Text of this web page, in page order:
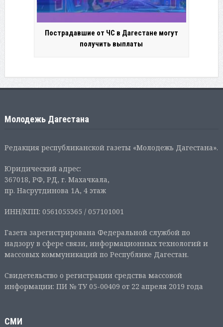
Пострадавшие от ЧС в Дагестане могут
получить выплаты
Молодежь Дагестана
Редакция республиканской газеты «Молодежь Дагестана».
Юридический адрес:
367018, РФ, РД, г. Махачкала,
пр. Насрутдинова 1А, 4 этаж
ИНН/КПП: 0561055365 / 057101001
Газета зарегистрирована Федеральной службой по
надзору в сфере связи, информационных технологий и
массовых коммуникаций по Республике Дагестан.
Свидетельство о регистрации средства массовой
информации: ПИ № ТУ 05-00409 от 22 апреля 2019 года
СМИ